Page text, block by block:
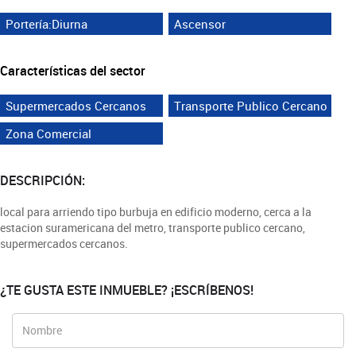
Portería:Diurna Ascensor
Características del sector
Supermercados Cercanos
Transporte Publico Cercano
Zona Comercial
DESCRIPCIÓN:
local para arriendo tipo burbuja en edificio moderno, cerca a la
estacion suramericana del metro, transporte publico cercano,
supermercados cercanos.
¿TE GUSTA ESTE INMUEBLE? ¡ESCRÍBENOS!